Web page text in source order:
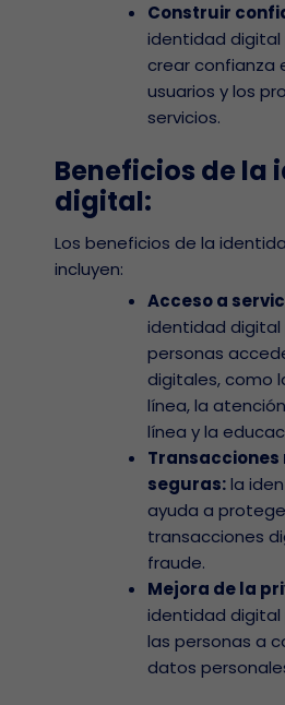
Construir
identidad digital
crear confianza
usuarios y los
servicios.
Beneficios de la
digital:
Los beneficios de la
incluyen:
Acceso a
identidad digital
personas
digitales, como
línea, la
línea y la
Transacciones
seguras:la
ayuda a
transacciones
fraude.
Mejora de la
identidad digital
las personas a
datos